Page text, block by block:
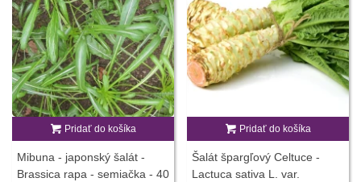
Pridať do košíka
Mibuna - japonský šalát -
Brassica rapa - semiačka - 40
Pridať do košíka
Šalát špargľový Celtuce -
Lactuca sativa L. var.